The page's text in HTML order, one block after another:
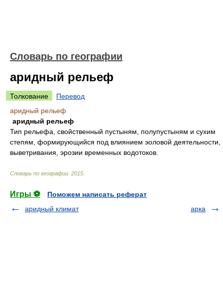
Словарь по географии
аридный рельеф
Толкование
Перевод
аридный рельеф
аридный рельеф
Тип рельефа, свойственный пустыням, полупустыням и сухим
степям, формирующийся под влиянием эоловой деятельности,
выветривания, эрозии временных водотоков.
Словарь по географии 2015
Игры ⚽
Поможем написать реферат
аридный климат
арка